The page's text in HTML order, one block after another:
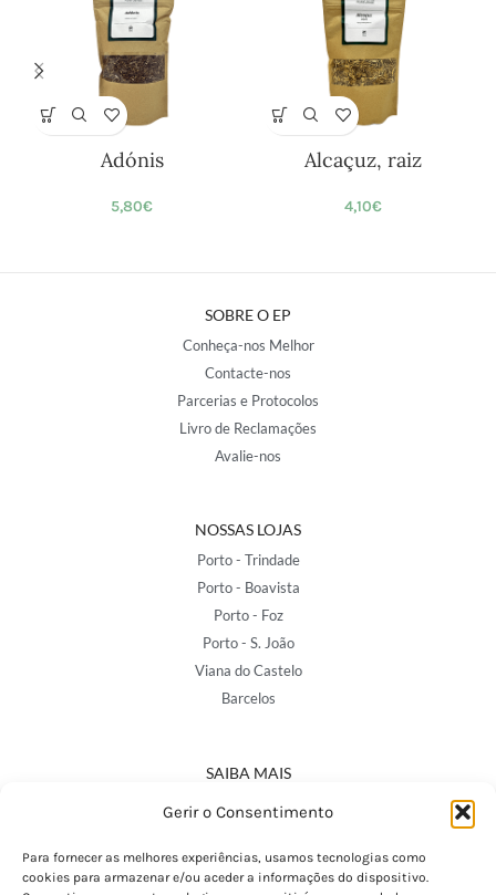
Gerir o Consentimento
Para fornecer as melhores experiências, usamos tecnologias como
cookies para armazenar e/ou aceder a informações do dispositivo.
Adónis
5,80€
Alcaçuz, raiz
4,10€
SOBRE O EP
Conheça-nos Melhor
Contacte-nos
Parcerias e Protocolos
Livro de Reclamações
Avalie-nos
NOSSAS LOJAS
Porto - Trindade
Porto - Boavista
Porto - Foz
Porto - S. João
Viana do Castelo
Barcelos
SAIBA MAIS
Política de Privacidade
Termos e Condições
Perguntas Frequentes